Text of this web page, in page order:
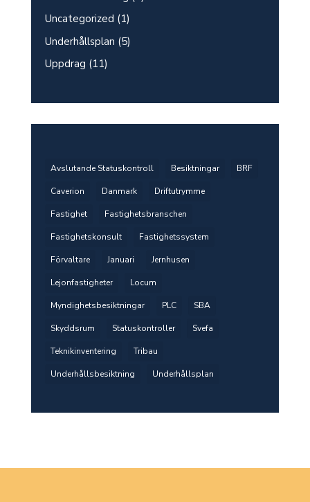
Uncategorized (1)
Underhållsplan (5)
Uppdrag (11)
Avslutande Statuskontroll Besiktningar BRF
Caverion Danmark Driftutrymme
Fastighet Fastighetsbranschen
Fastighetskonsult Fastighetssystem
Förvaltare Januari Jernhusen
Lejonfastigheter Locum
Myndighetsbesiktningar PLC SBA
Skyddsrum Statuskontroller Svefa
Teknikinventering Tribau
Underhållsbesiktning Underhållsplan